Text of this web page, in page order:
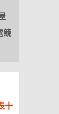
競
十